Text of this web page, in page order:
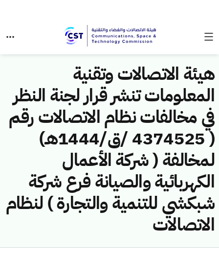
هيئة الاتصالات وتقنية
المعلومات تنشر قرار لجنة النظر
في مخالفات نظام الاتصالات رقم
( 4374525 /ق/1444هـ)
لمخالفة ( شركة الأعمال
الكهربائية والصيانة فرع شركة
شبكشي للتنمية والتجارة ) لنظام
الاتصالات